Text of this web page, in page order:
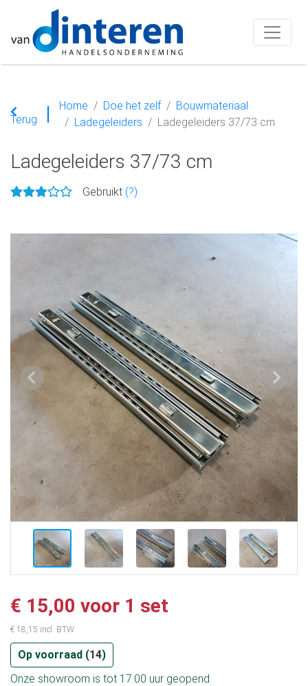
Terug
Home Doe het zelf
Bouwmateriaal
Ladegeleiders
Ladegeleiders 37/73 cm
Ladegeleiders 37/73 cm
Gebruikt (?)
Vorige
€ 15,00 voor 1 set
€ 18,15 incl. BTW
Op voorraad (14)
Onze showroom is tot 17:00 uur geopend